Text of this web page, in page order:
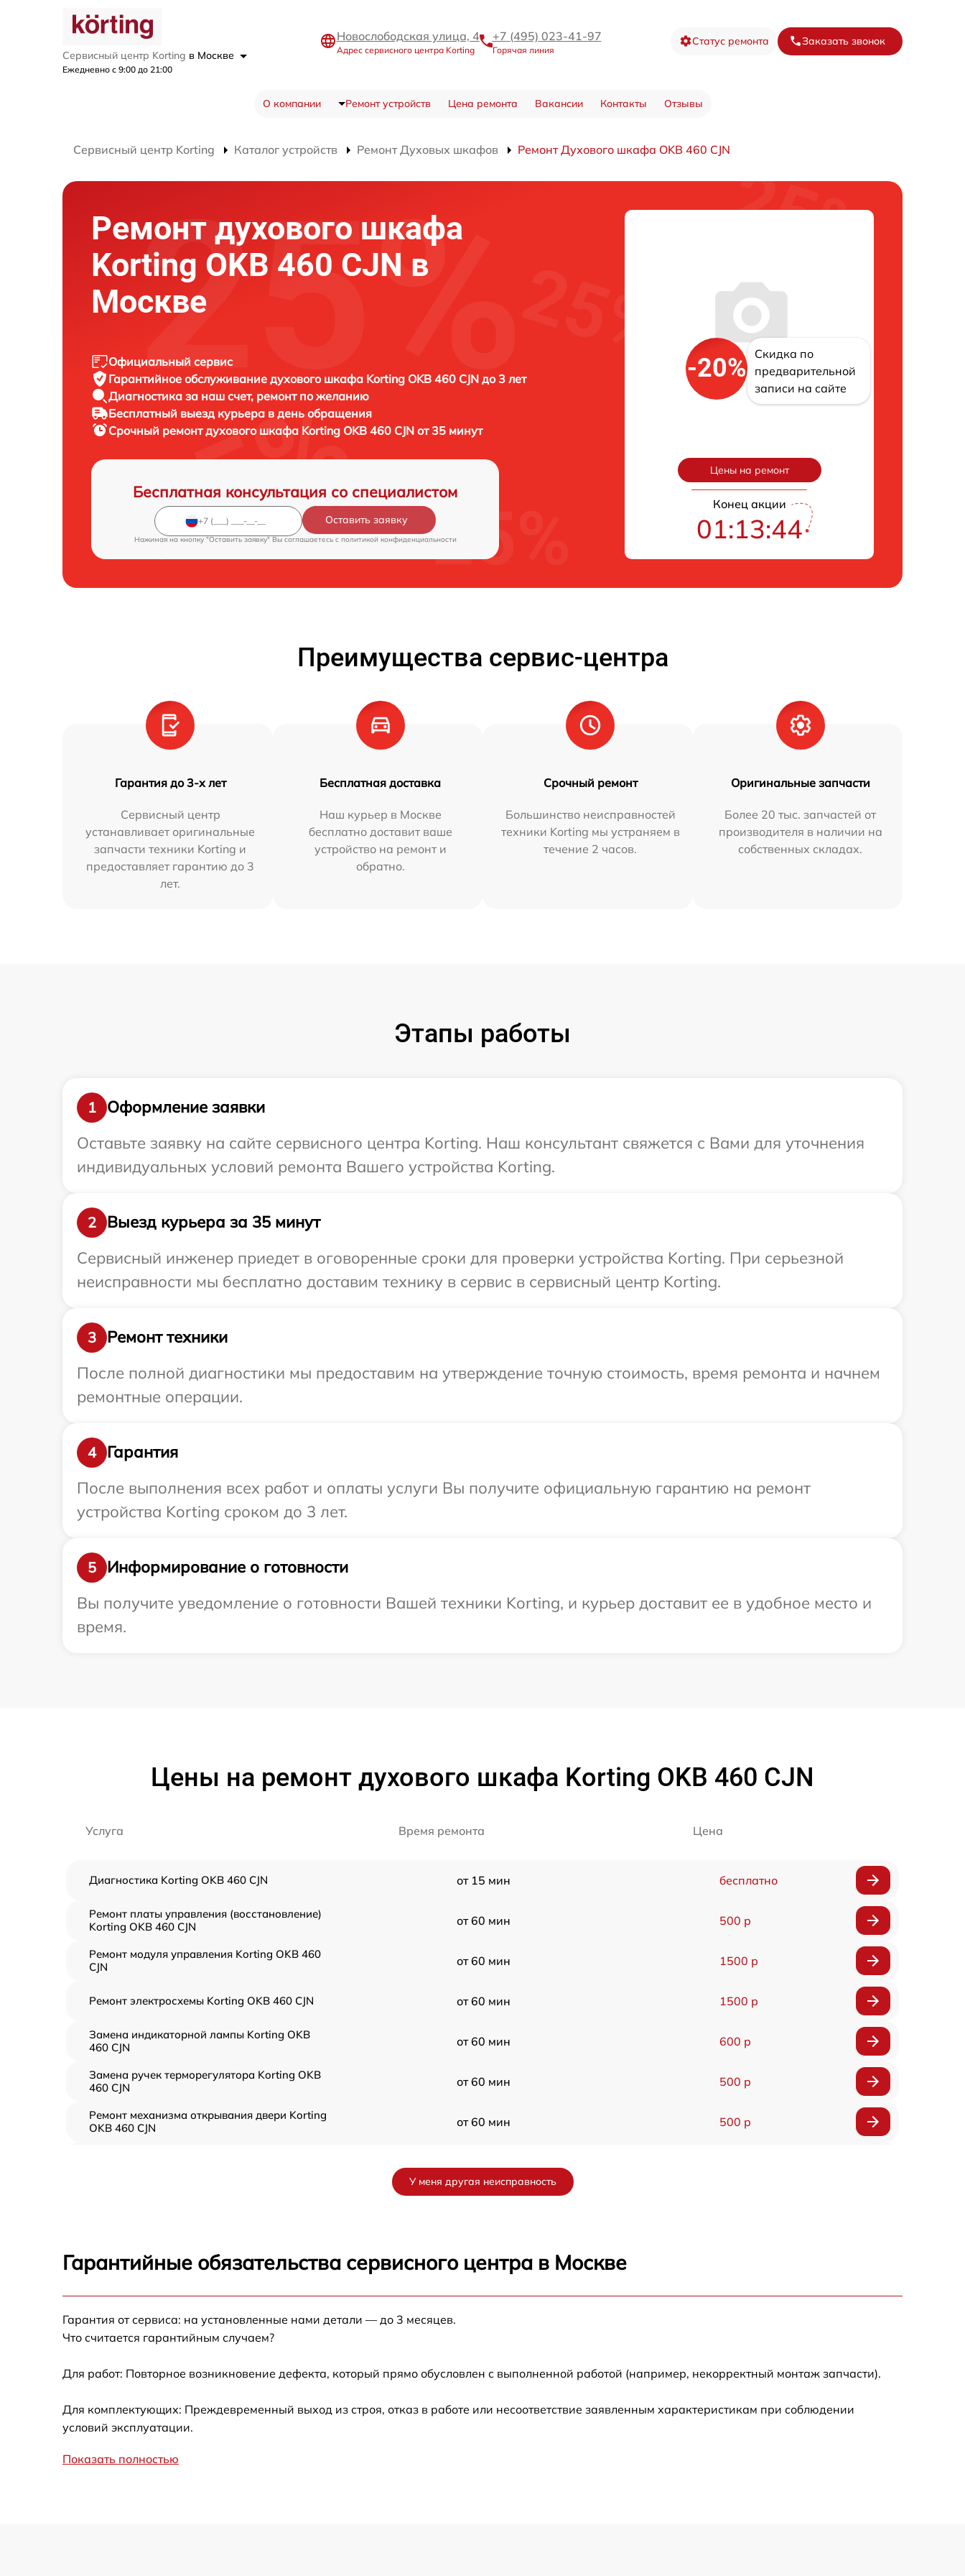
Сервисный центр Korting в Москве
Ежедневно с 9:00 до 21:00
Новослободская улица, 4
Адрес сервисного центра Korting
+7 (495) 023-41-97
Горячая линия
Статус ремонта Заказать звонок
О компании Ремонт устройств Цена ремонта Вакансии Контакты Отзывы
Сервисный центр Korting Каталог устройств Ремонт Духовых шкафов Ремонт Духового шкафа OKB 460 CJN
Ремонт духового шкафа
Korting OKB 460 CJN в
Москве
Официальный сервис
Гарантийное обслуживание духового шкафа Korting OKB 460 CJN до 3 лет
Диагностика за наш счет, ремонт по желанию
Бесплатный выезд курьера в день обращения
Срочный ремонтдухового шкафа Korting OKB 460 CJN от 35 минут
Бесплатная консультация со специалистом
Оставить заявку
Нажимая на кнопку "Оставить заявку" Вы соглашаетесь c политикой конфиденциальности
-20%
Скидка по
предварительной
записи на сайте
Цены на ремонт
Конец акции
01:13:43
Преимущества сервис-центра
Гарантия до 3-х лет
Сервисный центр
устанавливает оригинальные
запчасти техники Korting и
предоставляет гарантию до 3
лет.
Бесплатная доставка
Наш курьер в Москве
бесплатно доставит ваше
устройство на ремонт и
обратно.
Срочный ремонт
Большинство неисправностей
техники Korting мы устраняем в
течение 2 часов.
Оригинальные запчасти
Более 20 тыс. запчастей от
производителя в наличии на
собственных складах.
Этапы работы
1
Оформление заявки
Оставьте заявку на сайте сервисного центра Korting. Наш консультант свяжется с Вами для уточнения
индивидуальных условий ремонта Вашего устройства Korting.
2
Выезд курьера за 35 минут
Сервисный инженер приедет в оговоренные сроки для проверки устройства Korting. При серьезной
неисправности мы бесплатно доставим технику в сервис в сервисный центр Korting.
3
Ремонт техники
После полной диагностики мы предоставим на утверждение точную стоимость, время ремонта и начнем
ремонтные операции.
4
Гарантия
После выполнения всех работ и оплаты услуги Вы получите официальную гарантию на ремонт
устройства Korting сроком до 3 лет.
5
Информирование о готовности
Вы получите уведомление о готовности Вашей техники Korting, и курьер доставит ее в удобное место и
время.
Цены на ремонт духового шкафа Korting OKB 460 CJN
Услуга Время ремонта Цена
Диагностика Korting OKB 460 CJN от 15 мин бесплатно
Ремонт платы управления (восстановление)
Korting OKB 460 CJN
от 60 мин 500 р
Ремонт модуля управления Korting OKB 460
CJN
от 60 мин 1500 р
Ремонт электросхемы Korting OKB 460 CJN от 60 мин 1500 р
Замена индикаторной лампы Korting OKB
460 CJN
от 60 мин 600 р
Замена ручек терморегулятора Korting OKB
460 CJN
от 60 мин 500 р
Ремонт механизма открывания двери Korting
OKB 460 CJN
от 60 мин 500 р
Замена термодатчика Korting OKB 460 CJN
CJN
У меня другая неисправность
Гарантийные обязательства сервисного центра в Москве
Гарантия от сервиса: на установленные нами детали — до 3 месяцев.
Что считается гарантийным случаем?
Для работ: Повторное возникновение дефекта, который прямо обусловлен с выполненной работой (например, некорректный монтаж запчасти).
Для комплектующих: Преждевременный выход из строя, отказ в работе или несоответствие заявленным характеристикам при соблюдении
условий эксплуатации.
Показать полностью